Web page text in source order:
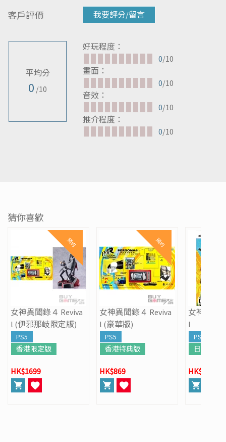
客戶評價
平均分
0 /10
我要評分/留言
好玩程度：
0/10
畫面：
0/10
音效：
0/10
推介程度：
0/10
猜你喜歡
預約
女神異聞錄４ Reviva
l (伊邪那岐限定版)
PS5
香港限定版
HK$1699
預約
女神異聞錄４ Reviva
l (豪華版)
PS5
香港特典版
HK$869
女神異聞
l
PS5
日版
HK$549